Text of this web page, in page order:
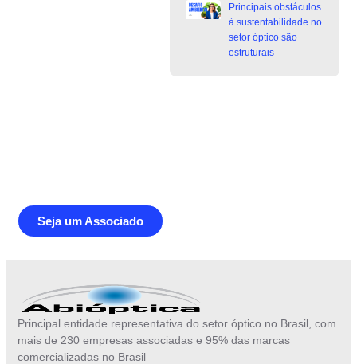
Principais obstáculos
à sustentabilidade no
setor óptico são
estruturais
Seja um Associado
Principal entidade representativa do setor óptico no Brasil, com
mais de 230 empresas associadas e 95% das marcas
comercializadas no Brasil